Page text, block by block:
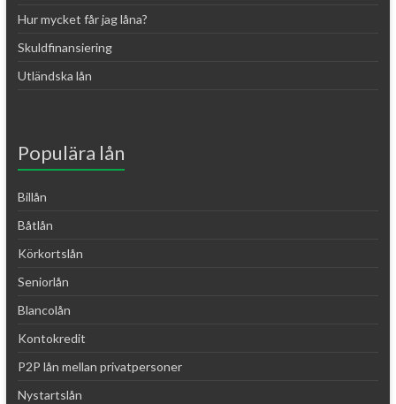
Hur mycket får jag låna?
Skuldfinansiering
Utländska lån
Populära lån
Billån
Båtlån
Körkortslån
Seniorlån
Blancolån
Kontokredit
P2P lån mellan privatpersoner
Nystartslån